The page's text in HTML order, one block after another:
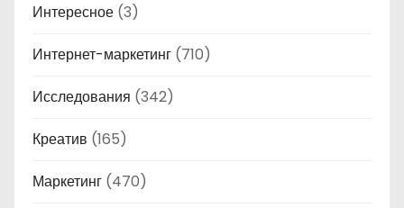
Интересное (3)
Интернет-маркетинг (710)
Исследования (342)
Креатив (165)
Маркетинг (470)